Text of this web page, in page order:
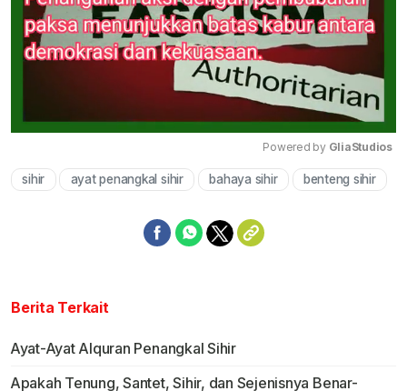
Mute
Powered by GliaStudios
sihir ayat penangkal sihir bahaya sihir benteng sihir
Berita Terkait
Ayat-Ayat Alquran Penangkal Sihir
Apakah Tenung, Santet, Sihir, dan Sejenisnya Benar-